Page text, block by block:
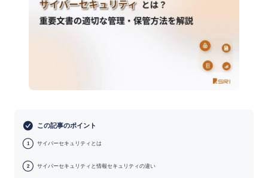
この記事のポイント
1 サイバーセキュリティとは
2 サイバーセキュリティと情報セキュリティの違い